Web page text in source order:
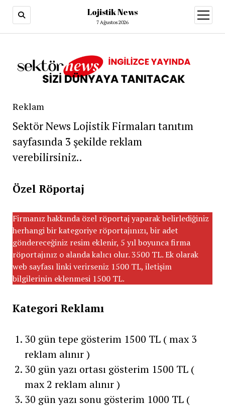
Lojistik News
7 Ağustos 2026
aç
Reklam
Sektör News Lojistik Firmaları tanıtım
sayfasında 3 şekilde reklam
verebilirsiniz..
Özel Röportaj
Firmanız hakkında özel röportaj yaparak belirlediğiniz
herhangi bir kategoriye röportajınızı, bir adet
göndereceğiniz resim eklenir, 5 yıl boyunca firma
röportajınız o alanda kalıcı olur. 3500 TL. Ek olarak
web sayfası linki verirseniz 1500 TL, iletişim
bilgilerinin eklenmesi 1500 TL.
Kategori Reklamı
30 gün tepe gösterim 1500 TL ( max 3
reklam alınır )
30 gün yazı ortası gösterim 1500 TL (
max 2 reklam alınır )
30 gün yazı sonu gösterim 1000 TL (